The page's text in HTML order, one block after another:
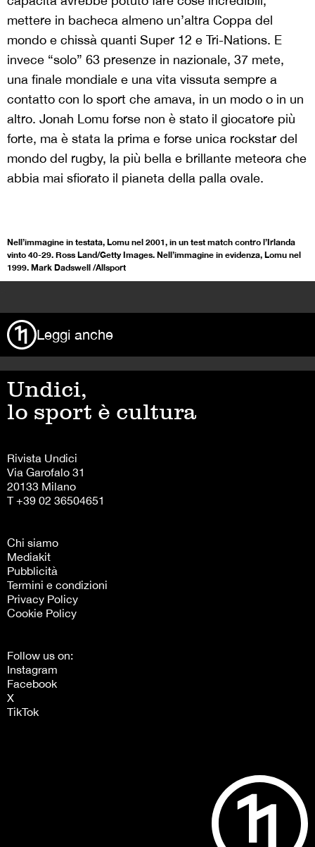
mettere in bacheca almeno un’altra Coppa del
mondo e chissà quanti Super 12 e Tri-Nations. E
invece “solo” 63 presenze in nazionale, 37 mete,
una finale mondiale e una vita vissuta sempre a
contatto con lo sport che amava, in un modo o in un
altro. Jonah Lomu forse non è stato il giocatore più
forte, ma è stata la prima e forse unica rockstar del
mondo del rugby, la più bella e brillante meteora che
abbia mai sfiorato il pianeta della palla ovale.
Nell’immagine in testata, Lomu nel 2001, in un test match contro l’Irlanda
vinto 40-29. Ross Land/Getty Images. Nell’immagine in evidenza, Lomu nel
1999. Mark Dadswell /Allsport
Leggi anche
Undici,
lo sport è cultura
Rivista Undici
Via Garofalo 31
20133 Milano
T +39 02 36504651
Chi siamo
Mediakit
Pubblicità
Termini e condizioni
Privacy Policy
Cookie Policy
Follow us on:
Instagram
Facebook
X
TikTok